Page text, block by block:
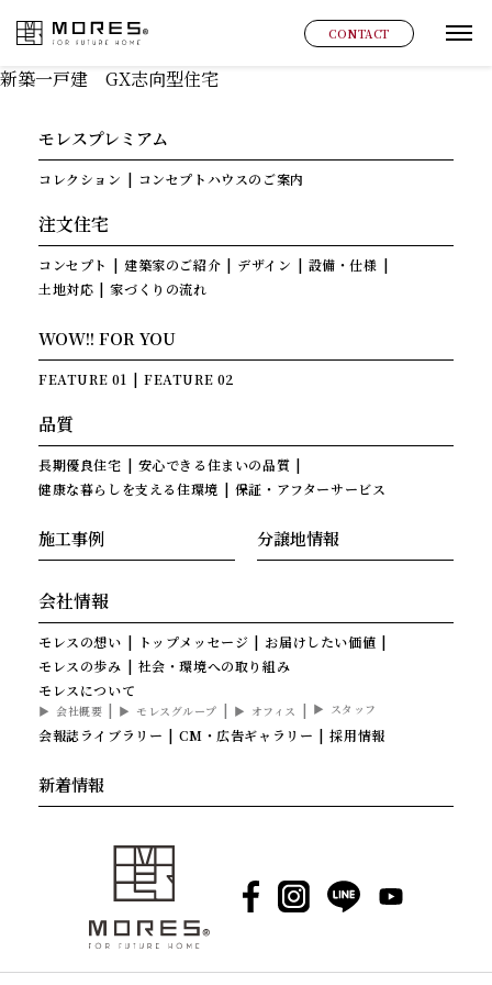
MORES CONTACT
グ
新築一戸建 GX志向型住宅
モレスプレミアム
コレクション コンセプトハウスのご案内
注文住宅
コンセプト 建築家のご紹介 デザイン
設備・仕様
土地対応
家づくりの流れ
WOW!! FOR YOU
FEATURE 01 FEATURE 02
品質
長期優良住宅
安心できる住まいの品質
健康な暮らしを支える住環境
保証・アフターサービス
施工事例 分譲地情報
会社情報
モレスの想い トップメッセージ
お届けしたい価値
モレスの歩み
社会・環境への取り組み
モレスについて
会社概要 モレスグループ オフィス スタッフ
会報誌ライブラリー CM・広告ギャラリー 採用情報
新着情報
Facebook
Instagram
LINE YouTube